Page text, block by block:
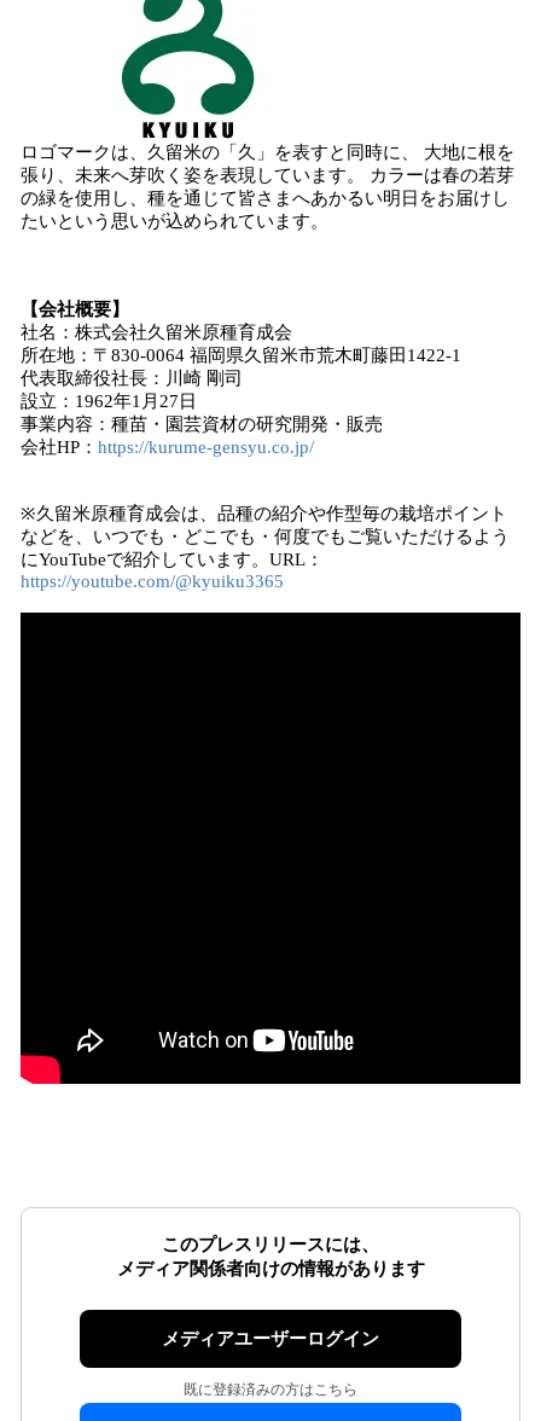
ロゴマークは、久留米の「久」を表すと同時に、 大地に根を
張り、未来へ芽吹く姿を表現しています。 カラーは春の若芽
の緑を使用し、種を通じて皆さまへあかるい明日をお届けし
たいという思いが込められています。
【会社概要】
社名：株式会社久留米原種育成会
所在地：〒830-0064 福岡県久留米市荒木町藤田1422-1
代表取締役社長：川崎 剛司
設立：1962年1月27日
事業内容：種苗・園芸資材の研究開発・販売
会社HP： https://kurume-gensyu.co.jp/
※久留米原種育成会は、品種の紹介や作型毎の栽培ポイント
などを、いつでも・どこでも・何度でもご覧いただけるよう
にYouTubeで紹介しています。URL：
https://youtube.com/@kyuiku3365
このプレスリリースには、
メディア関係者向けの情報があります
メディアユーザーログイン
既に登録済みの方はこちら